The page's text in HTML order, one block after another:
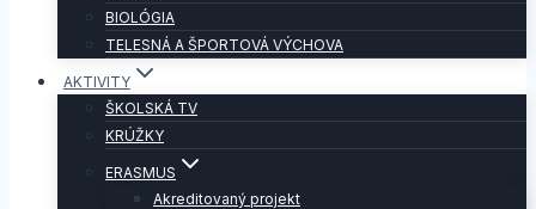
BIOLÓGIA
TELESNÁ A ŠPORTOVÁ VÝCHOVA
AKTIVITY
ŠKOLSKÁ TV
KRÚŽKY
ERASMUS
Akreditovaný projekt